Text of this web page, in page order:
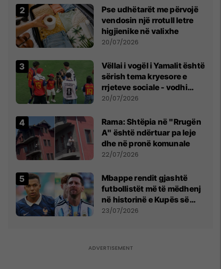
Pse udhëtarët me përvojë
vendosin një rrotull letre
higjienike në valixhe
20/07/2026
Vëllai i vogël i Yamalit është
sërish tema kryesore e
rrjeteve sociale - vodhi
vëmendjen pas finales së
20/07/2026
Rama: Shtëpia në "Rrugën
A" është ndërtuar pa leje
dhe në pronë komunale
22/07/2026
Mbappe rendit gjashtë
futbollistët më të mëdhenj
në historinë e Kupës së
Botës, Messi mbetet i dyti
23/07/2026